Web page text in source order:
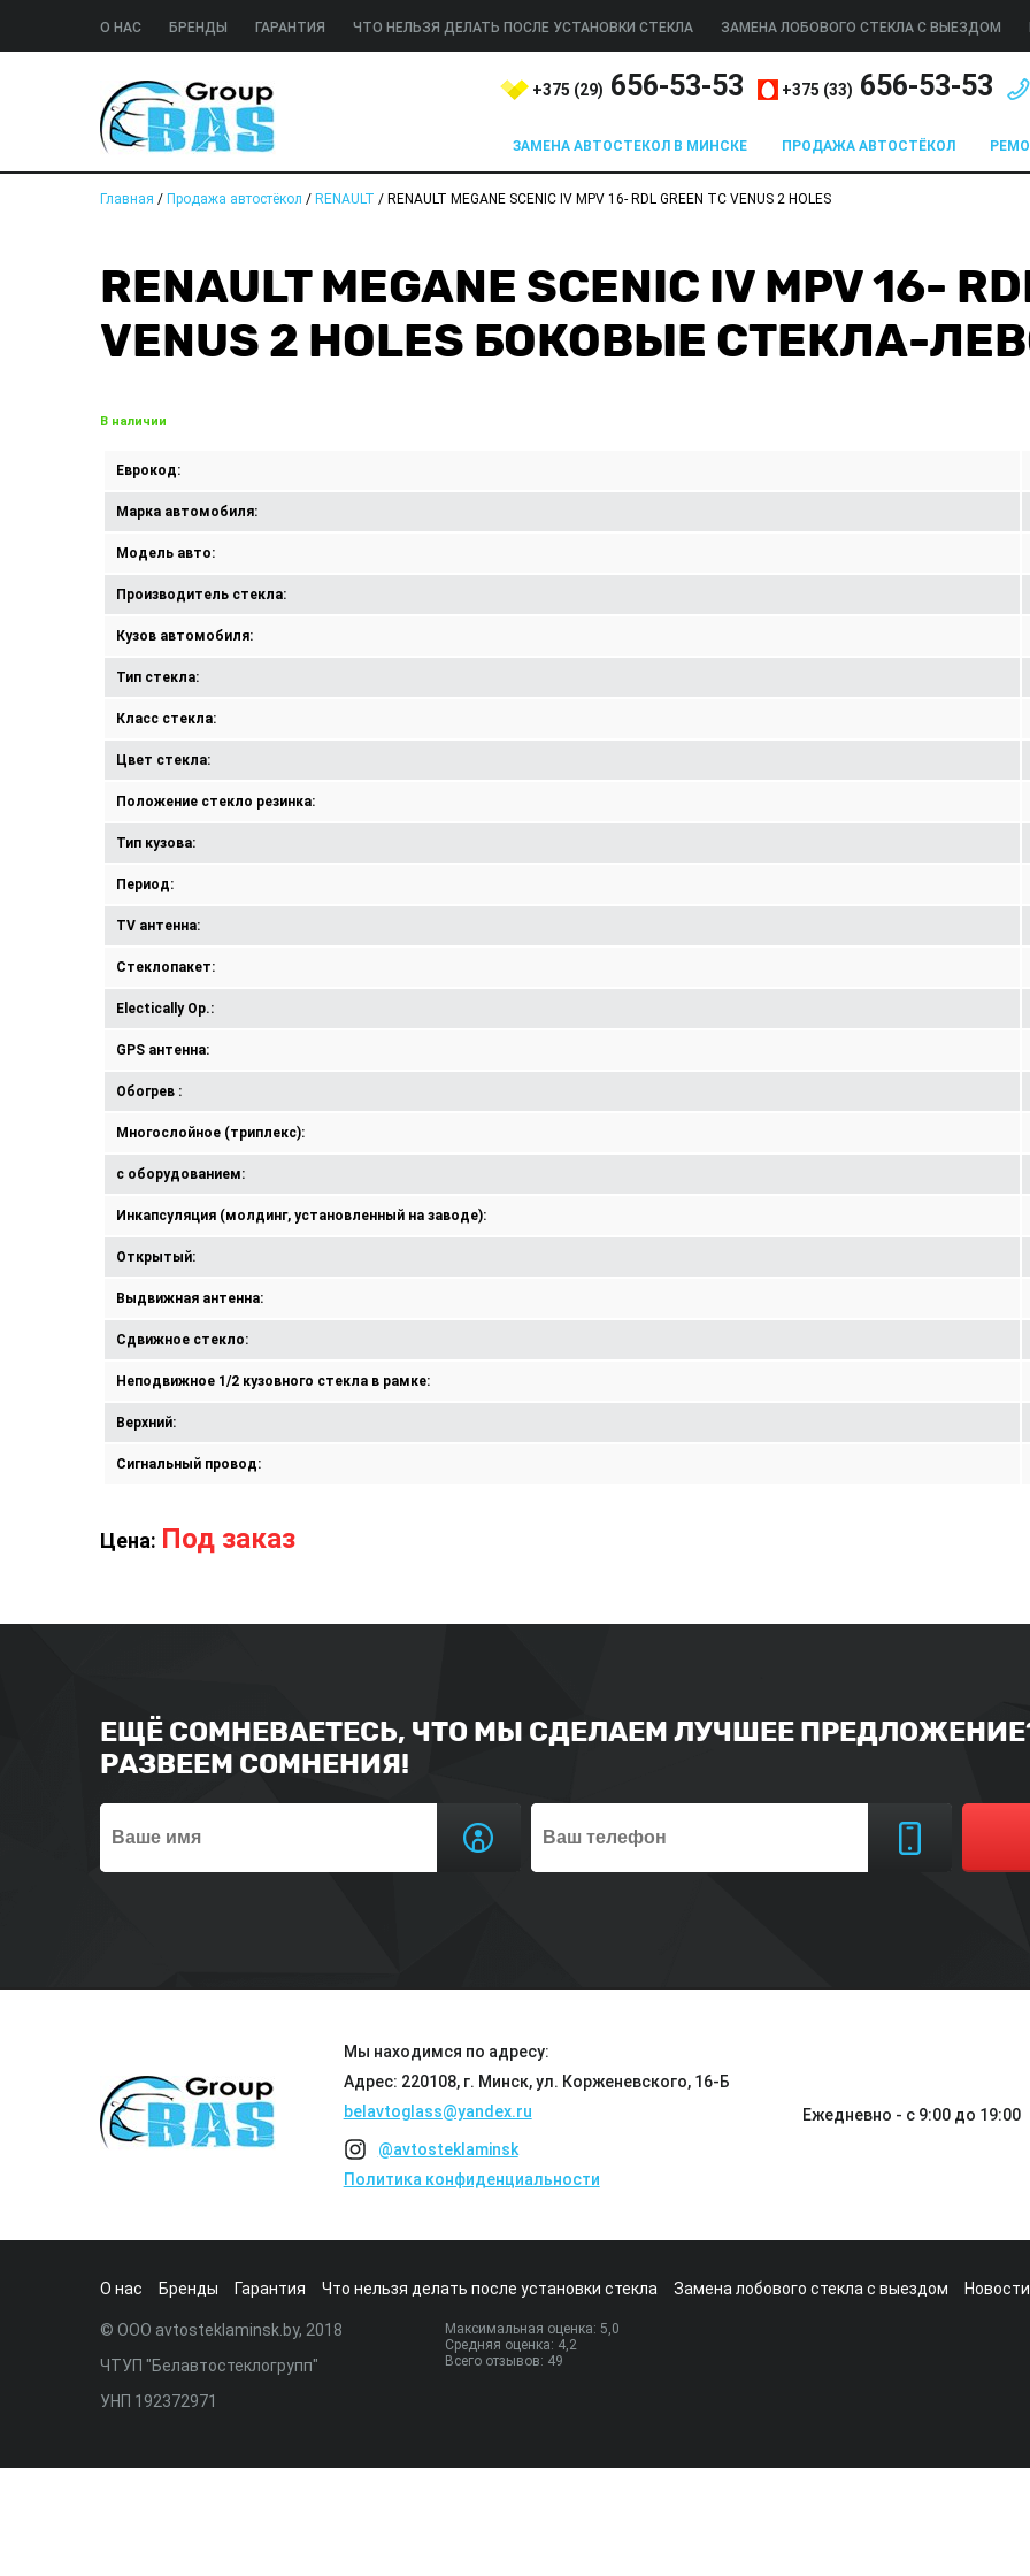
О НАС БРЕНДЫ ГАРАНТИЯ ЧТО НЕЛЬЗЯ ДЕЛАТЬ ПОСЛЕ УСТАНОВКИ СТЕКЛА ЗАМЕНА ЛОБОВОГО СТЕКЛА С ВЫЕЗДОМ
+375 (29) 656-53-53 +375 (33) 656-53-53
ЗАМЕНА АВТОСТЕКОЛ В МИНСКЕ ПРОДАЖА АВТОСТЁКОЛ
Главная / Продажа автостёкол / RENAULT / RENAULT MEGANE SCENIC IV MPV 16- RDL GREEN TC VENUS 2 HOLES
RENAULT MEGANE SCENIC IV MPV 16-
VENUS 2 HOLES БОКОВЫЕ СТЕКЛА-
В наличии
Еврокод:
Марка автомобиля:
Модель авто:
Производитель стекла:
Кузов автомобиля:
Тип стекла:
Класс стекла:
Цвет стекла:
Положение стекло резинка:
Тип кузова:
Период:
TV антенна:
Стеклопакет:
Electically Op.:
GPS антенна:
Обогрев :
Многослойное (триплекс):
с оборудованием:
Инкапсуляция (молдинг, установленный на заводе):
Открытый:
Выдвижная антенна:
Сдвижное стекло:
Неподвижное 1/2 кузовного стекла в рамке:
Верхний:
Сигнальный провод:
Цена: Под заказ
ЕЩЁ СОМНЕВАЕТЕСЬ, ЧТО МЫ СДЕЛАЕМ ЛУЧШЕЕ
РАЗВЕЕМ СОМНЕНИЯ!
Мы находимся по адресу:
Адрес: 220108, г. Минск, ул. Корженевского, 16-Б
belavtoglass@yandex.ru
@avtosteklaminsk
Политика конфиденциальности
Ежедневно - с 9:00 до 19:00
О нас Бренды Гарантия Что нельзя делать после установки стекла Замена лобового стекла с выездом Новости
© ООО avtosteklaminsk.by, 2018
ЧТУП "Белавтостеклогрупп"
УНП 192372971
Максимальная оценка: 5,0
Средняя оценка: 4,2
Всего отзывов: 49